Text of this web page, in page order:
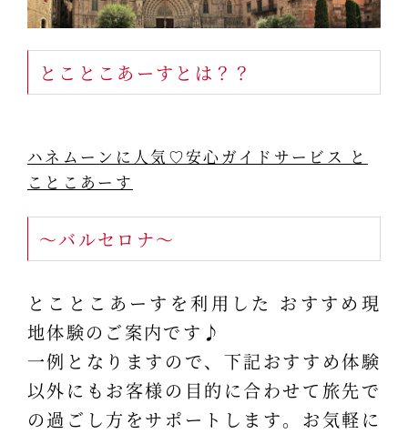
とことこあーすとは？？
ハネムーンに人気♡安心ガイドサービス と
ことこあーす
～バルセロナ～
とことこあーすを利用した おすすめ現
地体験のご案内です♪
一例となりますので、下記おすすめ体験
以外にもお客様の目的に合わせて旅先で
の過ごし方をサポートします。お気軽に